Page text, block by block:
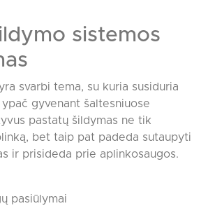
sistemos
svarbi tema, su kuria susiduria
gyvenant šaltesniuose
pastatų šildymas ne tik
bet taip pat padeda sutaupyti
ir prisideda prie aplinkosaugos.
pasiūlymai